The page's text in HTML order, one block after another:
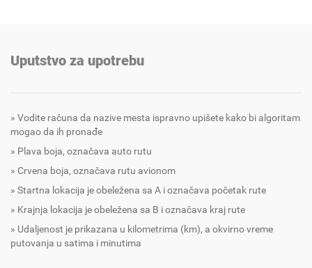
Uputstvo za upotrebu
Vodite računa da nazive mesta ispravno upišete kako bi algoritam
mogao da ih pronađe
Plava boja, označava auto rutu
Crvena boja, označava rutu avionom
Startna lokacija je obeležena sa A i označava početak rute
Krajnja lokacija je obeležena sa B i označava kraj rute
Udaljenost je prikazana u kilometrima (km), a okvirno vreme
putovanja u satima i minutima